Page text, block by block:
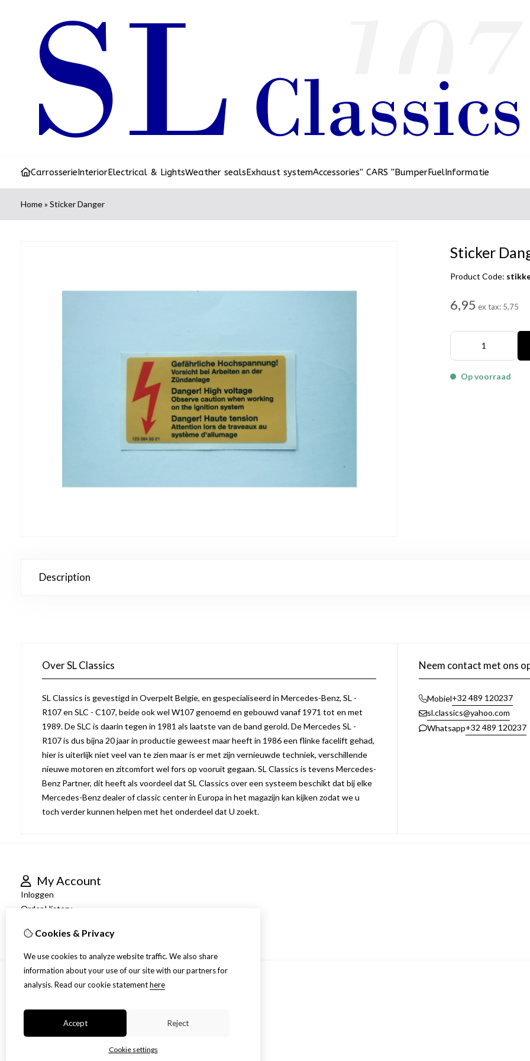
CarrosserieInteriorElectrical & LightsWeather sealsExhaust systemAccessories'' CARS ''BumperFuelInformatie
Home» Sticker Danger
Sticker
Product Code:
6,95 ex tax: 5,75
Op voorraad
Description
Over SL Classics
SL Classics is gevestigd in Overpelt Belgie, en gespecialiseerd in Mercedes-Benz, SL -
R107 en SLC - C107, beide ook wel W107 genoemd en gebouwd vanaf 1971 tot en met
1989. De SLC is daarin tegen in 1981 als laatste van de band gerold. De Mercedes SL -
R107 is dus bijna 20 jaar in productie geweest maar heeft in 1986 een flinke facelift gehad,
hier is uiterlijk niet veel van te zien maar is er met zijn vernieuwde techniek, verschillende
nieuwe motoren en zitcomfort wel fors op vooruit gegaan. SL Classics is tevens Mercedes-
Benz Partner, dit heeft als voordeel dat SL Classics over een systeem beschikt dat bij elke
Mercedes-Benz dealer of classic center in Europa in het magazijn kan kijken zodat we u
toch verder kunnen helpen met het onderdeel dat U zoekt.
Neem contact met ons
Mobiel+32 489 120237
sl.classics@yahoo.com
Whatsapp+32 489 120237
My Account
Inloggen
Order History
Cookies & Privacy
We use cookies to analyze website traffic. We also share
information about your use of our site with our partners for
analysis. Read our cookie statementhere
Accept Reject
Cookie settings